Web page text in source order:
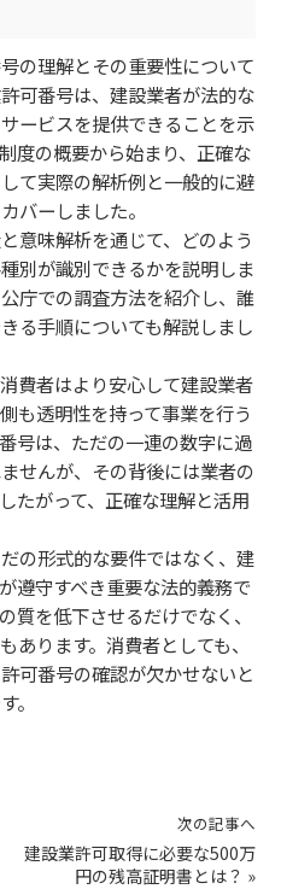
の理解とその重要性について
可番号は、建設業者が法的な
ービスを提供できることを示
度の概要から始まり、正確な
て実際の解析例と一般的に避
バーしました。
意味解析を通じて、どのよう
別が識別できるかを説明しま
庁での調査方法を紹介し、誰
る手順についても解説しまし
費者はより安心して建設業者
も透明性を持って事業を行う
号は、ただの一連の数字に過
せんが、その背後には業者の
たがって、正確な理解と活用
の形式的な要件ではなく、建
遵守すべき重要な法的義務で
質を低下させるだけでなく、
あります。消費者としても、
可番号の確認が欠かせないと
。
次の記事へ
建設業許可取得に必要な500万
円の残高証明書とは？ »